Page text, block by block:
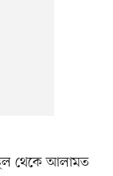
থেকে আলামত